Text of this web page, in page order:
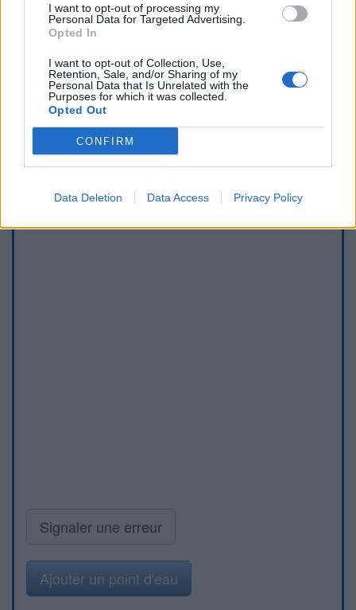
I want to opt-out of processing my
Personal Data for Targeted Advertising.
Opted In
I want to opt-out of Collection, Use,
Retention, Sale, and/or Sharing of my
Personal Data that Is Unrelated with the
Purposes for which it was collected.
Opted Out
CONFIRM
Data Deletion Data Access Privacy Policy
Afficher la carte
Signaler une erreur
Ajouter un point d'eau